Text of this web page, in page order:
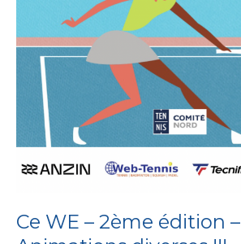
Ce WE – 2ème édition –